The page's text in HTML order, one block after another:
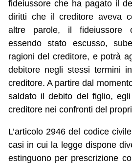
fideiussore che ha pagato il
diritti che il creditore aveva
altre parole, il fideiussore
essendo stato escusso,
ragioni del creditore, e potrà
debitore negli stessi termini
creditore. A partire dal
saldato il debito del figlio,
creditore nei confronti del
L’articolo 2946 del codice
casi in cui la legge dispone
estinguono per prescrizione